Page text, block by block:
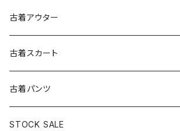
古着キャミソールワンピース
古着ベアトップワンピース
古着オールインワン
古着オーバーオール
古着ノースリーブシャツ・ブラウス
古着スウェット
古着パーカー
古着プルオーバー
古着長袖プルオーバー
古着半袖プルオーバー
古着Ｔシャツ
古着長袖Ｔシャツ
古着半袖Ｔシャツ
古着ベスト
古着キャミソール
古着セーター
古着カーディガン
古着半袖ニット
古着ニットアウター
古着アウター
古着ライトジャケット
古着ライトコート
古着ヘビージャケット
古着スカート
古着ロング丈スカート (丈76cm-)
古着膝丈スカート (丈56-75cm)
古着パンツ
古着ロング丈パンツ
STOCK SALE